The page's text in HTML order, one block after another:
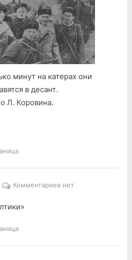
минут на катерах они
в десант.
Л. Коровина.
Комментариевкнет